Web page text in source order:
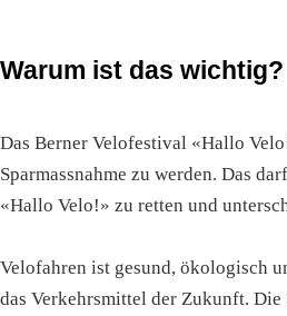
Warum ist das wichtig?
Das Berner Velofestival «Hallo
Sparmassnahme zu werden. Das
«Hallo Velo!» zu retten und
Velofahren ist gesund, ökologisch
das Verkehrsmittel der Zukunft. Die